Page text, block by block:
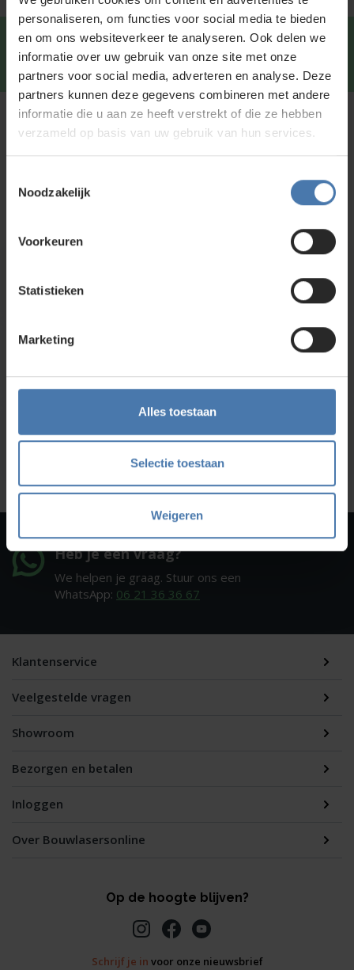
personaliseren, om functies voor social media te bieden
en om ons websiteverkeer te analyseren. Ook delen we
informatie over uw gebruik van onze site met onze
partners voor social media, adverteren en analyse. Deze
partners kunnen deze gegevens combineren met andere
informatie die u aan ze heeft verstrekt of die ze hebben
verzameld op basis van uw gebruik van hun services.
Noodzakelijk
Voorkeuren
Statistieken
Marketing
Alles toestaan
Selectie toestaan
Weigeren
Snel en direct contact? We beantwoorden je vragen
graag via Whatsapp.
Kunt u niet vinden wat u zoekt?
Neem contact met ons op of of bezoek onze showroom in
ons assortiment aan
, meetinstrumenten en
accessoires.
Bel Whatsapp of mail
Onze eigen service afdeling
Onze showroom
Kom je langs?
Heb je een vraag?
We helpen je graag. Stuur ons een
WhatsApp: 06 21 36 36 67
Klantenservice
Veelgestelde vragen
Showroom
Bezorgen en betalen
Inloggen
Over Bouwlasersonline
Op de hoogte blijven?
Schrijf je in voor onze nieuwsbrief